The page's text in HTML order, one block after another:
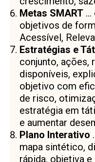
Metas SMART …
objetivos de
Acessível,
Estratégias e
conjunto, ações,
disponíveis,
objetivo com
de risco,
estratégia em
e aumentar
Plano Interativo
mapa sintético,
rápida, objetiva